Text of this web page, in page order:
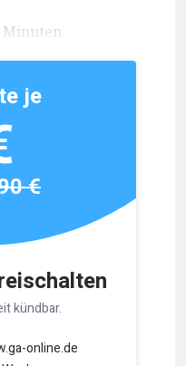
Minuten
kündbar.
online.de
je
€